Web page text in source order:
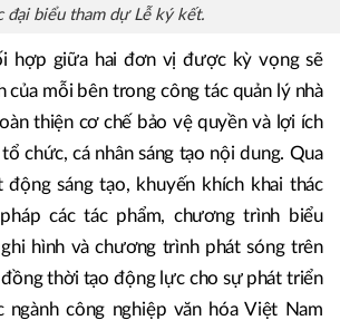
đại biểu tham dự Lễ ký kết.
hợp giữa hai đơn vị được kỳ vọng sẽ
của mỗi bên trong công tác quản lý nhà
thiện cơ chế bảo vệ quyền và lợi ích
chức, cá nhân sáng tạo nội dung. Qua
sáng tạo, khuyến khích khai thác
các tác phẩm, chương trình biểu
hình và chương trình phát sóng trên
đồng thời tạo động lực cho sự phát triển
ngành công nghiệp văn hóa Việt Nam